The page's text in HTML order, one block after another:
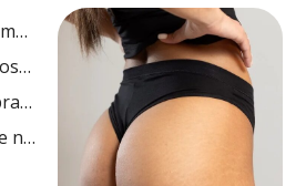
Zašto je bambus najbolji izbor za polu tange?
Koje prednosti donose polu tange?
Kako izabrati prave polu tange od bambusa?
Kada je najbolje nositi polu tange?